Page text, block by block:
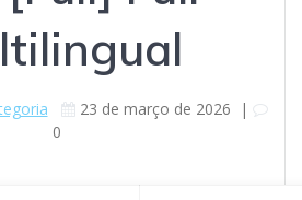
23 de março de 2026 |
0